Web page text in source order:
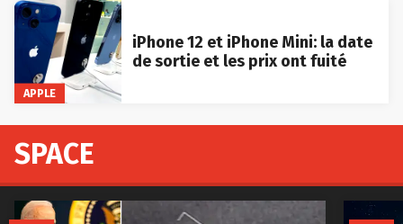
APPLE
iPhone 12 et iPhone Mini: la date
de sortie et les prix ont fuité
SPACE